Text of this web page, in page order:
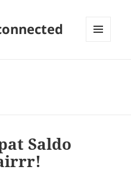
Saldo